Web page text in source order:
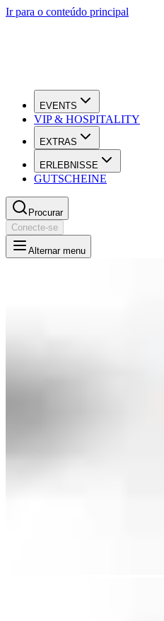
Ir para o conteúdo principal
EVENTS
VIP & HOSPITALITY
EXTRAS
ERLEBNISSE
GUTSCHEINE
Procurar
Conecte-se
Alternar menu